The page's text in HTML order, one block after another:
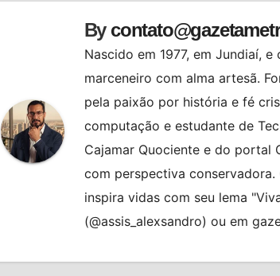
By
Nascido em 1977, em Jundiaí,
marceneiro com alma artesã.
pela paixão por história e fé
computação e estudante de
Cajamar Quociente e do portal
com perspectiva
inspira vidas com seu lema
(@assis_alexsandro) ou em